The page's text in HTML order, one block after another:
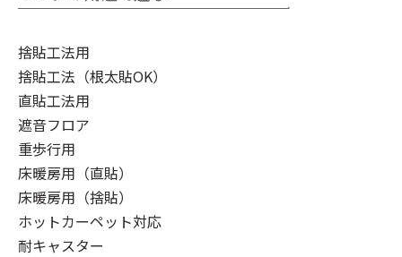
捨貼工法用
捨貼工法（根太貼OK）
直貼工法用
遮音フロア
重歩行用
床暖房用（直貼）
床暖房用（捨貼）
ホットカーペット対応
耐キャスター